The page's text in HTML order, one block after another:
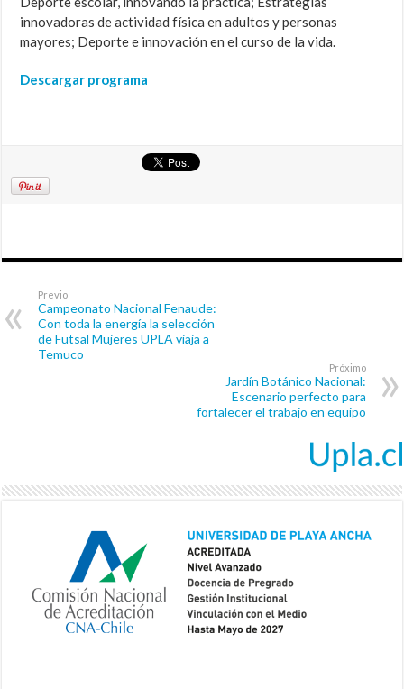
innovadoras de actividad física en adultos y personas
mayores; Deporte e innovación en el curso de la vida.
Descargar programa
Previo
Campeonato Nacional Fenaude:
Con toda la energía la selección
de Futsal Mujeres UPLA viaja a
Temuco
Próximo
Jardín Botánico Nacional:
Escenario perfecto para
fortalecer el trabajo en equipo